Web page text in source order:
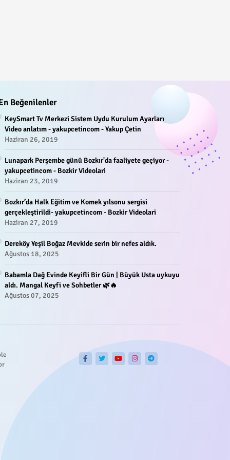
Beğenilenler
KeySmart Tv Merkezi Sistem Uydu Kurulum Ayarları
Video anlatım - yakupcetincom - Yakup Çetin
Haziran 26, 2019
Lunapark Perşembe günü Bozkır'da faaliyete geçiyor -
yakupcetincom - Bozkir Videolari
Haziran 23, 2019
Bozkır’da Halk Eğitim ve Komek yılsonu sergisi
gerçekleştirildi- yakupcetincom - Bozkir Videolari
Haziran 27, 2019
Dereköy Yeşil Boğaz Mevkide serin bir nefes aldık.
Ağustos 18, 2025
Babamla Dağ Evinde Keyifli Bir Gün | Büyük Usta uykuyu
aldı. Mangal Keyfi ve Sohbetler 🌿🔥
Ağustos 07, 2025